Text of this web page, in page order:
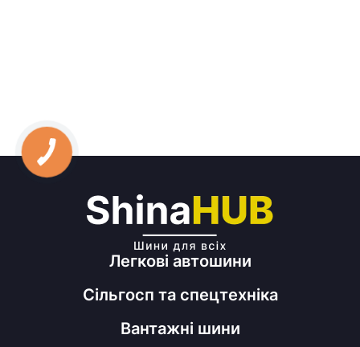
Легкові автошини
Сільгосп та спецтехніка
Вантажні шини